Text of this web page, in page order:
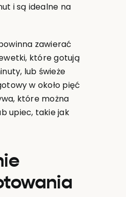
i są idealne na
zawierać
które gotują
lub świeże
w około pięć
które można
upiec, takie jak